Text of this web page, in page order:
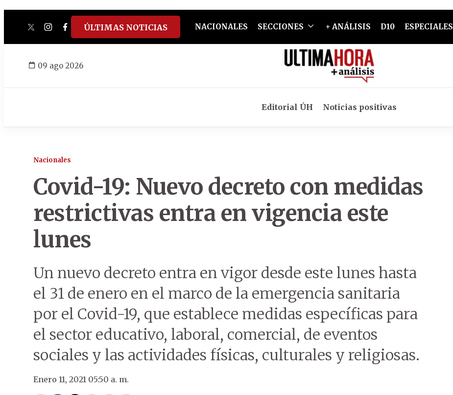
twitterinstagram
facebook
tiktokyoutube
spotify
ÚLTIMAS NOTICIAS NACIONALES SECCIONES + ANÁLISIS D10 ESPECIALES
09 ago 2026
Editorial ÚH Noticias positivas
Nacionales
Covid-19: Nuevo decreto con medidas
restrictivas entra en vigencia este
lunes
Un nuevo decreto entra en vigor desde este lunes hasta
el 31 de enero en el marco de la emergencia sanitaria
por el Covid-19, que establece medidas específicas para
el sector educativo, laboral, comercial, de eventos
sociales y las actividades físicas, culturales y religiosas.
Enero 11, 2021 05:50 a. m.